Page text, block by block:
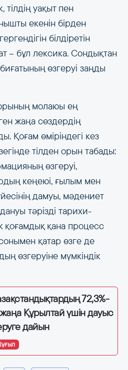
тілдің уақыт пен
екенін бірден
білдіретін
– бұл лексика. Сондықтан
өзгеруі заңды
молаюы ең
жаңа сөздердің
Қоғам өміріндегі кез
тілден орын табады:
өзгеруі,
кеңеюі, ғылым мен
дамуы, мәдениет
тәрізді тарихи-
қоғамдық қана процесс
қатар өзге де
өзгеруіне мүмкіндік
72,3%-
Құрылтай үшін дауыс
дайын